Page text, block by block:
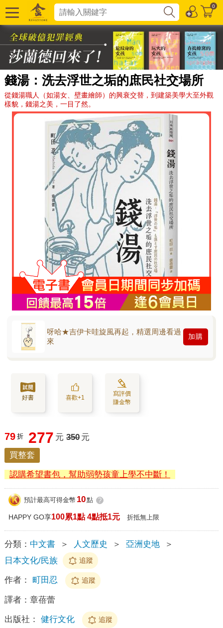
0
錢湯：洗去浮世之垢的庶民社交場所
從錢湯職人（如湯女、壁畫繪師）的興衰交替，到建築美學大至外觀
樣貌，錢湯之美，一目了然。
呀哈★吉伊卡哇旋風再起，精選周邊看過
來
加購
好書 喜歡+1
寫評價
賺金幣
79 折 277 元 350 元
買整套
認購希望書包，幫助弱勢孩童上學不中斷！
預計最高可得金幣 10點 ?
HAPPY GO享100累1點 4點抵1元 折抵無上限
分類： 中文書 ＞ 人文歷史 ＞ 亞洲史地
＞
日本文化/民族
追蹤
作者： 町田忍 追蹤
譯者： 章蓓蕾
出版社： 健行文化 追蹤